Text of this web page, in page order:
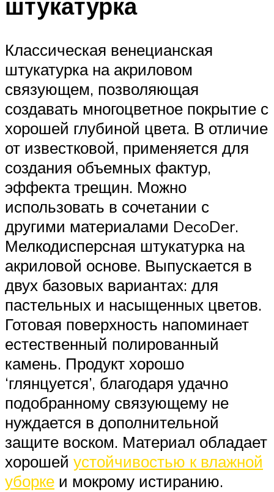
Классическая венецианская
штукатурка на акриловом
связующем, позволяющая
создавать многоцветное покрытие с
хорошей глубиной цвета. В отличие
от известковой, применяется для
создания объемных фактур,
эффекта трещин. Можно
использовать в сочетании с
другими материалами DecoDer.
Мелкодисперсная штукатурка на
акриловой основе. Выпускается в
двух базовых вариантах: для
пастельных и насыщенных цветов.
Готовая поверхность напоминает
естественный полированный
камень. Продукт хорошо
‘глянцуется’, благодаря удачно
подобранному связующему не
нуждается в дополнительной
защите воском. Материал обладает
хорошей устойчивостью к влажной
уборке и мокрому истиранию.